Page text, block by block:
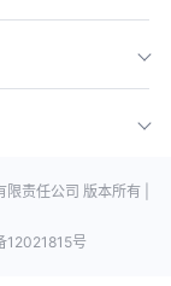
责任公司 版本所有 |
12021815号